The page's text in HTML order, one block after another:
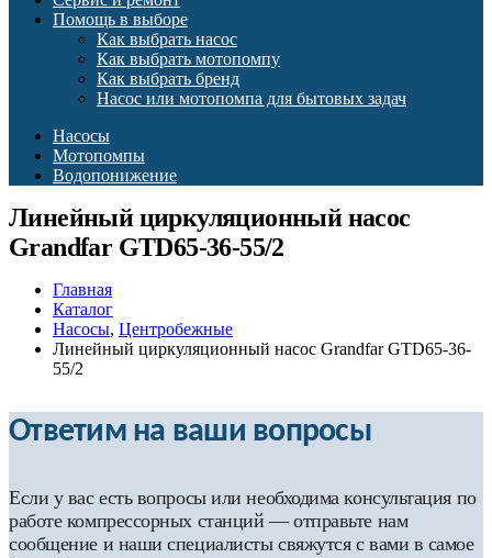
Помощь в выборе
Как выбрать насос
Как выбрать мотопомпу
Как выбрать бренд
Насос или мотопомпа для бытовых задач
Насосы
Мотопомпы
Водопонижение
Линейный циркуляционный насос
Grandfar GTD65-36-55/2
Главная
Каталог
Насосы, Центробежные
Линейный циркуляционный насос Grandfar GTD65-36-
55/2
Ответим на ваши вопросы
Если у вас есть вопросы или необходима консультация по
работе компрессорных станций — отправьте нам
сообщение и наши специалисты свяжутся с вами в самое